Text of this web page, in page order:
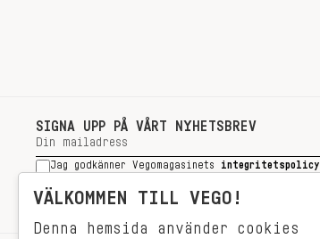
SIGNA UPP PÅ VÅRT NYHETSBREV
Jag godkänner Vegomagasinets integritetspolicy
SIGNA UPP
VÄLKOMMEN TILL VEGO!
Denna hemsida använder cookies